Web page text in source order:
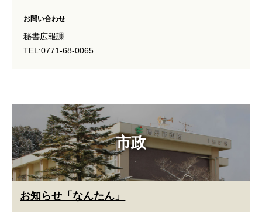
市政
お知らせ「なんたん」
お問い合わせ
秘書広報課
TEL:0771-68-0065